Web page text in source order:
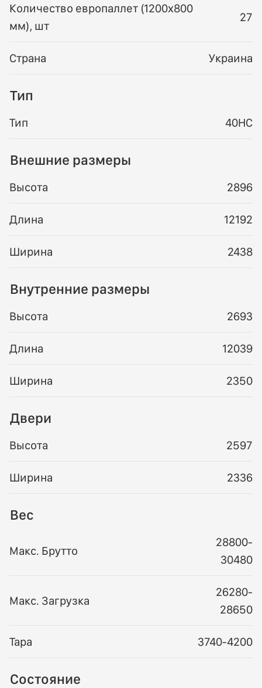
Количество европаллет (1200х800
мм), шт
27
Страна Украина
Тип
Тип 40HC
Внешние размеры
Высота 2896
Длина 12192
Ширина 2438
Внутренние размеры
Высота 2693
Длина 12039
Ширина 2350
Двери
Высота 2597
Ширина 2336
Вес
Макс. Брутто
28800-
30480
Макс. Загрузка
26280-
28650
Тара 3740-4200
Состояние